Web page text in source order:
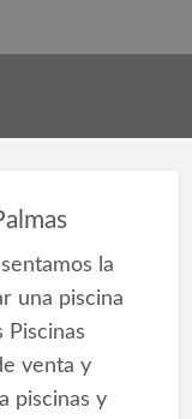
la
una piscina
Piscinas
venta y
piscinas y